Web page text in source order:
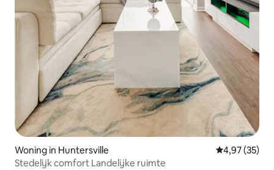
Woning in Huntersville Gemiddelde
4,97 (35)
Stedelijk comfort Landelijke ruimte